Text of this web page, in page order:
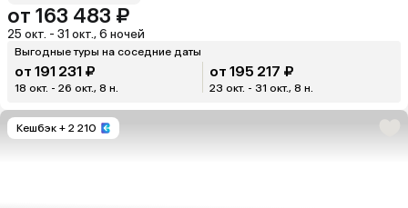
от 163 483 ₽
25 окт. - 31 окт., 6 ночей
Выгодные туры на соседние даты
от 191 231 ₽
18 окт. - 26 окт., 8 н.
от 195 217 ₽
23 окт. - 31 окт., 8 н.
Кешбэк + 2 210